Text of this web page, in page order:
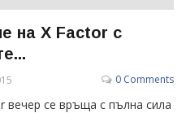
на X Factor с
0 Comments
вечер се връща с пълна сила